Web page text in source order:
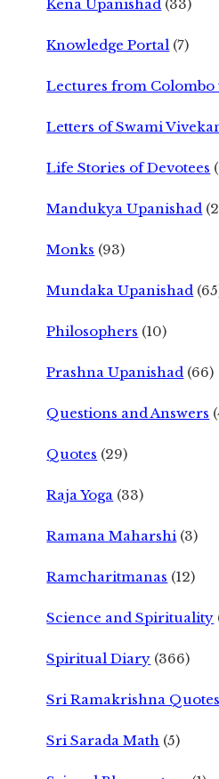
Kena Upanishad (33)
Knowledge Portal (7)
Lectures from Colombo
Letters of Swami
Life Stories of Devotees
Mandukya Upanishad
Monks (93)
Mundaka Upanishad
Philosophers (10)
Prashna Upanishad (66)
Questions and Answers
Quotes (29)
Raja Yoga (33)
Ramana Maharshi (3)
Ramcharitmanas (12)
Science and Spirituality
Spiritual Diary (366)
Sri Ramakrishna Quotes
Sri Sarada Math (5)